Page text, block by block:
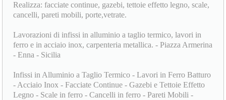
Realizza: facciate continue, gazebi, tettoie effetto legno, scale,
cancelli, pareti mobili, porte,vetrate.
Lavorazioni di infissi in alluminio a taglio termico, lavori in
ferro e in acciaio inox, carpenteria metallica. - Piazza Armerina
- Enna - Sicilia
Infissi in Alluminio a Taglio Termico - Lavori in Ferro Batturo
- Acciaio Inox - Facciate Continue - Gazebi e Tettoie Effetto
Legno - Scale in ferro - Cancelli in ferro - Pareti Mobili -